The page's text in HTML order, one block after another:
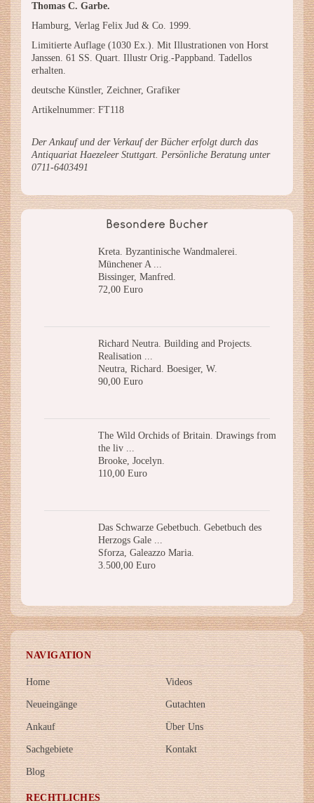
Thomas C. Garbe.
Hamburg, Verlag Felix Jud & Co. 1999.
Limitierte Auflage (1030 Ex.). Mit Illustrationen von Horst
Janssen. 61 SS. Quart. Illustr Orig.-Pappband. Tadellos
erhalten.
deutsche Künstler, Zeichner, Grafiker
Artikelnummer: FT118
Der Ankauf und der Verkauf der Bücher erfolgt durch das
Antiquariat Haezeleer Stuttgart. Persönliche Beratung unter
0711-6403491
Besondere Bücher
Kreta. Byzantinische Wandmalerei.
Münchener A ...
Bissinger, Manfred.
72,00 Euro
Richard Neutra. Building and Projects.
Realisation ...
Neutra, Richard. Boesiger, W.
90,00 Euro
The Wild Orchids of Britain. Drawings from
the liv ...
Brooke, Jocelyn.
110,00 Euro
Das Schwarze Gebetbuch. Gebetbuch des
Herzogs Gale ...
Sforza, Galeazzo Maria.
3.500,00 Euro
NAVIGATION
Home
Neueingänge
Ankauf
Sachgebiete
Blog
Videos
Gutachten
Über Uns
Kontakt
RECHTLICHES